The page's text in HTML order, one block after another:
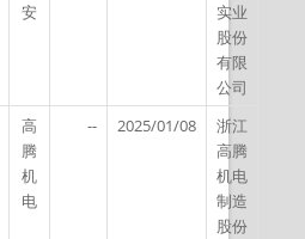
安
实业
股份
有限
公司
高
腾
机
电
-- 2025/01/08
浙江
高腾
机电
制造
股份